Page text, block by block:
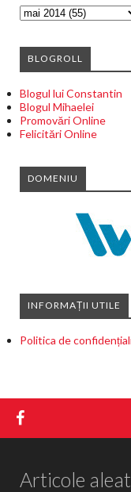
BLOGROLL
Blogul lui Constantin
Blogul Mihaelei
Promovări Online
Felicitări Online
DOMENIU
INFORMAȚII UTILE
Politica de
Articole